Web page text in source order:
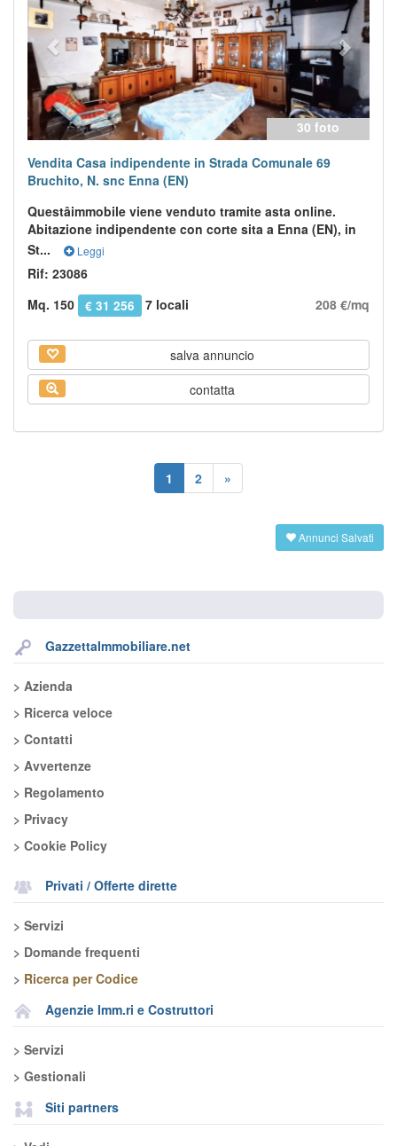
30 foto
Vendita Casa indipendente in Strada Comunale 69
Bruchito, N. snc Enna (EN)
Questâimmobile viene venduto tramite asta online.
Abitazione indipendente con corte sita a Enna (EN), in
St...
Leggi
Rif: 23086
Mq. 150
€ 31 256 7 locali 208 €/mq
salva annuncio
contatta
1 2 »
Annunci Salvati
GazzettaImmobiliare.net
> Azienda
> Ricerca veloce
> Contatti
> Avvertenze
> Regolamento
> Privacy
> Cookie Policy
Privati / Offerte dirette
> Servizi
> Domande frequenti
> Ricerca per Codice
Agenzie Imm.ri e Costruttori
> Servizi
> Gestionali
Siti partners